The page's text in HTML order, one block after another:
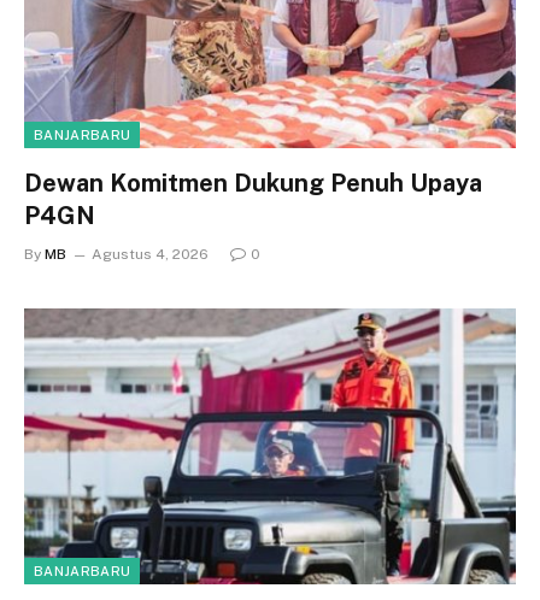
BANJARBARU
Dewan Komitmen Dukung Penuh Upaya
P4GN
By MB Agustus 4, 2026 0
BANJARBARU